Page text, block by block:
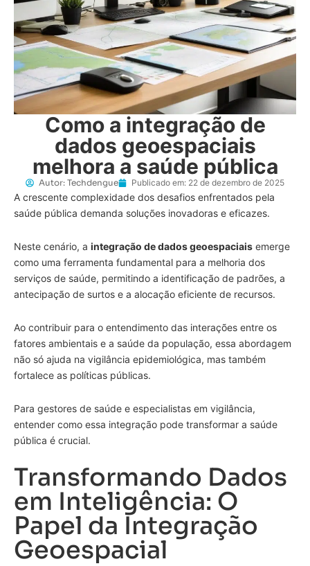
Como a integração de
dados geoespaciais
melhora a saúde pública
Autor: Techdengue Publicado em: 22 de dezembro de 2025
A crescente complexidade dos desafios enfrentados pela
saúde pública demanda soluções inovadoras e eficazes.
Neste cenário, a integração de dados geoespaciais emerge
como uma ferramenta fundamental para a melhoria dos
serviços de saúde, permitindo a identificação de padrões, a
antecipação de surtos e a alocação eficiente de recursos.
Ao contribuir para o entendimento das interações entre os
fatores ambientais e a saúde da população, essa abordagem
não só ajuda na vigilância epidemiológica, mas também
fortalece as políticas públicas.
Para gestores de saúde e especialistas em vigilância,
entender como essa integração pode transformar a saúde
pública é crucial.
Transformando Dados
em Inteligência: O
Papel da Integração
Geoespacial